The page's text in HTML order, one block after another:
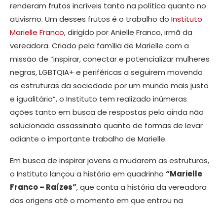
renderam frutos incríveis tanto na política quanto no
ativismo. Um desses frutos é o trabalho do Instituto
Marielle Franco, dirigido por Anielle Franco, irmã da
vereadora. Criado pela família de Marielle com a
missão de “inspirar, conectar e potencializar mulheres
negras, LGBTQIA+ e periféricas a seguirem movendo
as estruturas da sociedade por um mundo mais justo
e igualitário”, o Instituto tem realizado inúmeras
ações tanto em busca de respostas pelo ainda não
solucionado assassinato quanto de formas de levar
adiante o importante trabalho de Marielle.
Em busca de inspirar jovens a mudarem as estruturas,
o Instituto lançou a história em quadrinho “Marielle
Franco – Raízes”, que conta a história da vereadora
das origens até o momento em que entrou na